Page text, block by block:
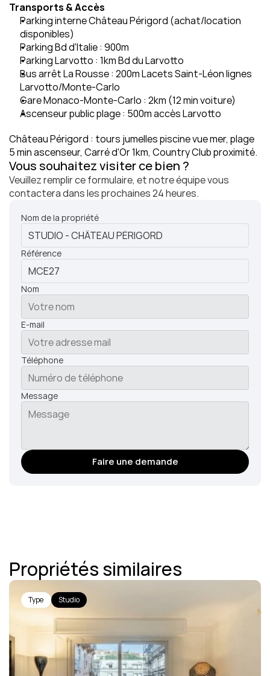
Transports & Accès
Parking interne Château Périgord (achat/location
disponibles)
Parking Bd d'Italie : 900m
Parking Larvotto : 1km Bd du Larvotto
Bus arrêt La Rousse : 200m Lacets Saint-Léon lignes
Larvotto/Monte-Carlo
Gare Monaco-Monte-Carlo : 2km (12 min voiture)
Ascenseur public plage : 500m accès Larvotto
Château Périgord : tours jumelles piscine vue mer, plage
5 min ascenseur, Carré d'Or 1km, Country Club proximité.
Vous souhaitez visiter ce bien ?
Veuillez remplir ce formulaire, et notre équipe vous
contactera dans les prochaines 24 heures.
Nom de la propriété
Référence
Nom
E-mail
Téléphone
Message
Faire une demande
Propriétés similaires
Type Studio